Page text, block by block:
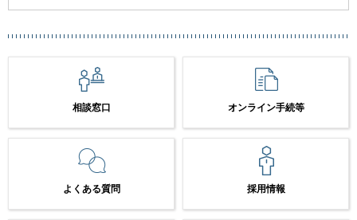
相談窓口 オンライン手続等
よくある質問 採用情報